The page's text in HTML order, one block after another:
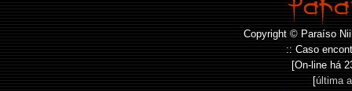
Copyright © Paraíso
:: Caso
[On-line há
[última